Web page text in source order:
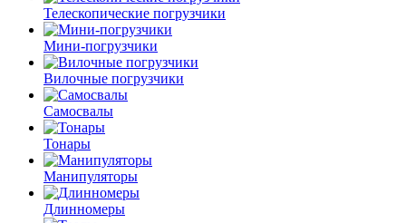
Телескопические погрузчики
Мини-погрузчики
Вилочные погрузчики
Самосвалы
Тонары
Манипуляторы
Длинномеры